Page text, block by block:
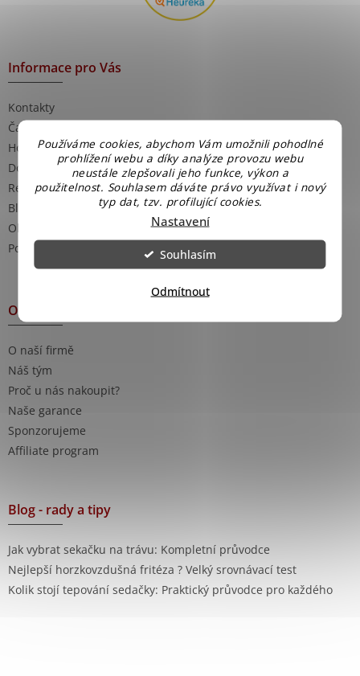
Používáme cookies, abychom Vám umožnili pohodlné
prohlížení webu a díky analýze provozu webu
neustále zlepšovali jeho funkce, výkon a
použitelnost. Souhlasem dáváte právo využívat i nový
typ dat, tzv. profilující cookies.
Nastavení
Odmítnout
Souhlasím
Informace pro Vás
Kontakty
Časté dotazy
Hodnocení obchodu
Doprava a platba
Reklamace
Blog - rady a tipy
Obchodní podmínky
Podmínky ochrany osobních údajů
O nás
O naší firmě
Náš tým
Proč u nás nakoupit?
Naše garance
Sponzorujeme
Affiliate program
Blog - rady a tipy
Jak vybrat sekačku na trávu: Kompletní průvodce
Nejlepší horzkovzdušná fritéza ? Velký srovnávací test
Kolik stojí tepování sedačky: Praktický průvodce pro každého